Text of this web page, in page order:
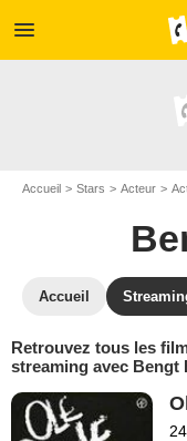
menu
Accueil Stars Acteur
Accueil
Retrouvez tous les
streaming avec Bengt